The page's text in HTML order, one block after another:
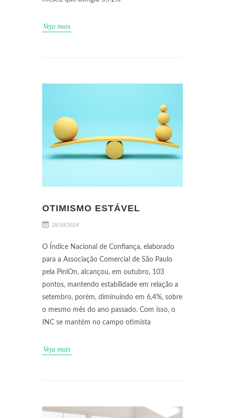
Veja mais
OTIMISMO ESTÁVEL
28/10/2024
O Índice Nacional de Confiança, elaborado
para a Associação Comercial de São Paulo
pela PiniOn, alcançou, em outubro, 103
pontos, mantendo estabilidade em relação a
setembro, porém, diminuindo em 6,4%, sobre
o mesmo mês do ano passado. Com isso, o
INC se mantém no campo otimista
Veja mais